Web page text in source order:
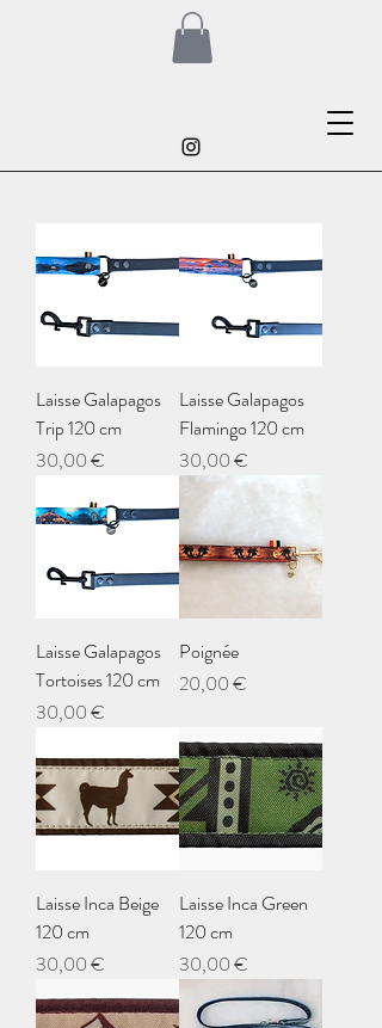
Laisse Galapagos
Trip 120 cm
Prix
30,00 €
Laisse Galapagos
Flamingo 120 cm
Prix
30,00 €
Laisse Galapagos
Tortoises 120 cm
Prix
30,00 €
Poignée
Prix
20,00 €
Laisse Inca Beige
120 cm
Prix
30,00 €
Laisse Inca Green
120 cm
Prix
30,00 €